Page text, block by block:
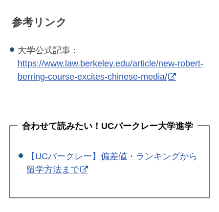
参考リンク
大学公式記事：
https://www.law.berkeley.edu/article/new-robert-
berring-course-excites-chinese-media/
合わせて読みたい！UCバークレー大学進学
【UCバークレー】偏差値・ランキングから
留学方法まで